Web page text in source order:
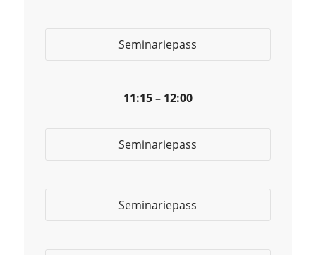
Seminariepass
11:15 – 12:00
Seminariepass
Seminariepass